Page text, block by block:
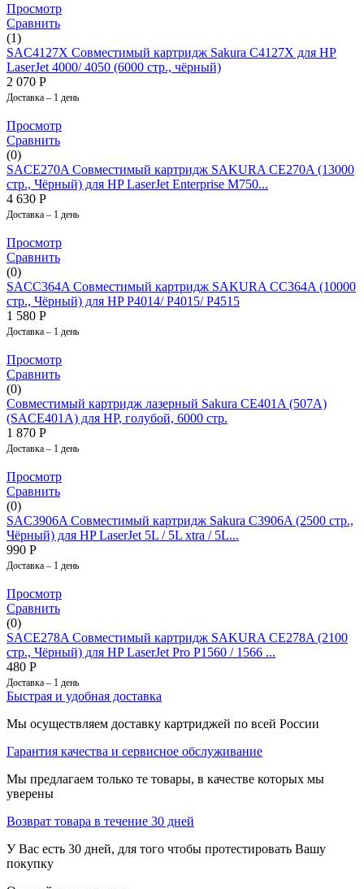
Просмотр
Сравнить
(1)
SAC4127X Совместимый картридж Sakura C4127X для HP
LaserJet 4000/ 4050 (6000 стр., чёрный)
2 070 Р
Доставка – 1 день
Просмотр
Сравнить
(0)
SACE270A Совместимый картридж SAKURA CE270A (13000
стр., Чёрный) для HP LaserJet Enterprise M750...
4 630 Р
Доставка – 1 день
Просмотр
Сравнить
(0)
SACC364A Совместимый картридж SAKURA CC364A (10000
стр., Чёрный) для HP P4014/ P4015/ P4515
1 580 Р
Доставка – 1 день
Просмотр
Сравнить
(0)
Совместимый картридж лазерный Sakura CE401A (507A)
(SACE401A) для HP, голубой, 6000 стр.
1 870 Р
Доставка – 1 день
Просмотр
Сравнить
(0)
SAC3906A Совместимый картридж Sakura C3906A (2500 стр.,
Чёрный) для HP LaserJet 5L / 5L xtra / 5L...
990 Р
Доставка – 1 день
Просмотр
Сравнить
(0)
SACE278A Совместимый картридж SAKURA CE278A (2100
стр., Чёрный) для HP LaserJet Pro P1560 / 1566 ...
480 Р
Доставка – 1 день
Быстрая и удобная доставка
Мы осуществляем доставку картриджей по всей России
Гарантия качества и сервисное обслуживание
Мы предлагаем только те товары, в качестве которых мы
уверены
Возврат товара в течение 30 дней
У Вас есть 30 дней, для того чтобы протестировать Вашу
покупку